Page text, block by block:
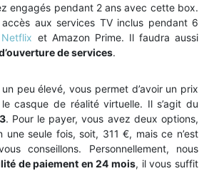
engagés pendant 2 ans avec cette box.
aux services TV inclus pendant 6
Netflix et Amazon Prime. Il faudra aussi
de services.
peu élevé, vous permet d’avoir un prix
casque de réalité virtuelle. Il s’agit du
. Pour le payer, vous avez deux options,
seule fois, soit, 311 €, mais ce n’est
conseillons. Personnellement, nous
de paiement en 24 mois, il vous suffit